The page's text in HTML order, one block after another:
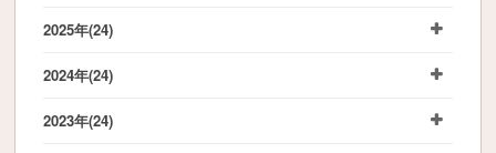
2025年(24)
2024年(24)
2023年(24)